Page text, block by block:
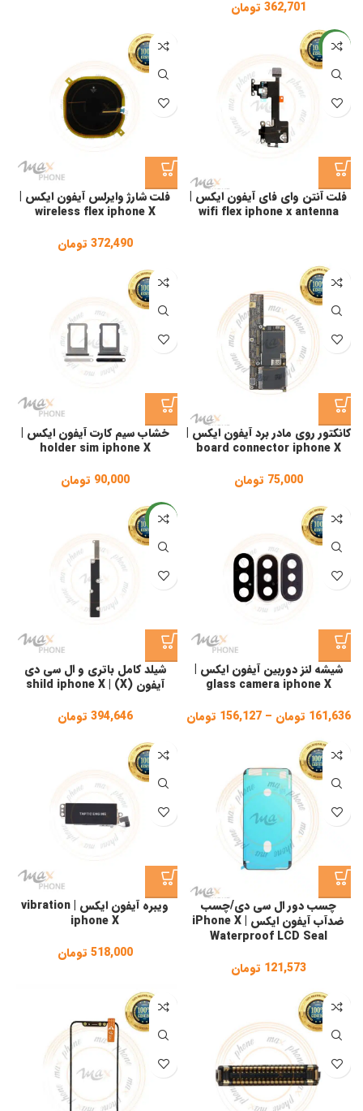
362,701 تومان
جدید
فلت آنتن وای فای آیفون ایکس |
wifi flex iphone x antenna
فلت شارژ وایرلس آیفون ایکس |
wireless flex iphone X
372,490 تومان
کانکتور روی مادر برد آیفون ایکس |
board connector iphone X
75,000 تومان
خشاب سیم کارت آیفون ایکس |
holder sim iphone X
90,000 تومان
شیشه لنز دوربین آیفون ایکس |
glass camera iphone X
161,636 تومان –
156,127 تومان
156,127 تومان
through
161,636 تومان
جدید
شیلد کامل باتری و ال سی دی
آیفون (X) | shild iphone X
394,646 تومان
چسب دور ال سی دی/چسب
ضدآب آیفون ایکس | iPhone X
Waterproof LCD Seal
121,573 تومان
ویبره آیفون ایکس | vibration
iphone X
518,000 تومان